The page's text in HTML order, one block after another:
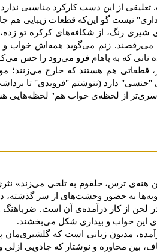
از این دست کارکرد مناسبی ندارد
نیست گو این‌که قطعات زیبایی
رنگ، از شكافه‌های كركره تو زده،
می‌رقصند. زنم می‌گوید همه‌اش خواب
نانی كه به پاهام فرو می‌رود را حس
قطعاتی هم هستند که خارج
"جنسی" دارد (ننوشتم "فرویدی" تا
از لحظه‌ی خواب هم" لحظه‌‌هایی
ترس، حلقوم به تلخی می‌زند»
به حضور وحشت‌های از سر گذشته،
از کار درآمده‌ی آن است. ضرباهنگ
این خواب و بیداری شکل می‌بخشند.
مدیون زبانی است که
بین محاوره و نوشتار که جادویی ازلی